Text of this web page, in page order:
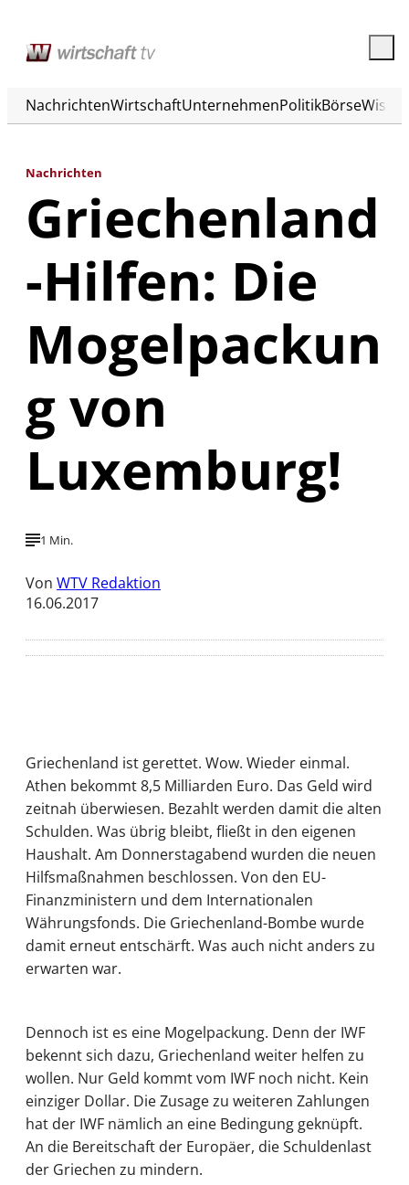
NachrichtenWirtschaftUnternehmenPolitikBörse
Nachrichten
Griechenland
-Hilfen: Die
Mogelpackun
g von
Luxemburg!
1 Min.
Von WTV Redaktion
16.06.2017
Griechenland ist gerettet. Wow. Wieder einmal.
Athen bekommt 8,5 Milliarden Euro. Das Geld wird
zeitnah überwiesen. Bezahlt werden damit die alten
Schulden. Was übrig bleibt, fließt in den eigenen
Haushalt. Am Donnerstagabend wurden die neuen
Hilfsmaßnahmen beschlossen. Von den EU-
Finanzministern und dem Internationalen
Währungsfonds. Die Griechenland-Bombe wurde
damit erneut entschärft. Was auch nicht anders zu
erwarten war.
Dennoch ist es eine Mogelpackung. Denn der IWF
bekennt sich dazu, Griechenland weiter helfen zu
wollen. Nur Geld kommt vom IWF noch nicht. Kein
einziger Dollar. Die Zusage zu weiteren Zahlungen
hat der IWF nämlich an eine Bedingung geknüpft.
An die Bereitschaft der Europäer, die Schuldenlast
der Griechen zu mindern.